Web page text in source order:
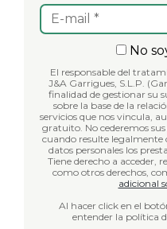
No
El responsable del
J&A Garrigues, S.L.P. (Garrigues), quien los tratará con la
finalidad de gestionar su
sobre la base de la
servicios que nos vincula,
gratuito. No cederemos
cuando resulte legalmente
datos personales los
Tiene derecho a acceder,
como otros derechos,
adicional
Al hacer click en el
entender la política